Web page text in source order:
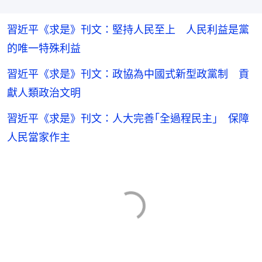
習近平《求是》刊文：堅持人民至上 人民利益是黨
的唯一特殊利益
習近平《求是》刊文：政協為中國式新型政黨制 貢
獻人類政治文明
習近平《求是》刊文：人大完善｢全過程民主｣ 保障
人民當家作主